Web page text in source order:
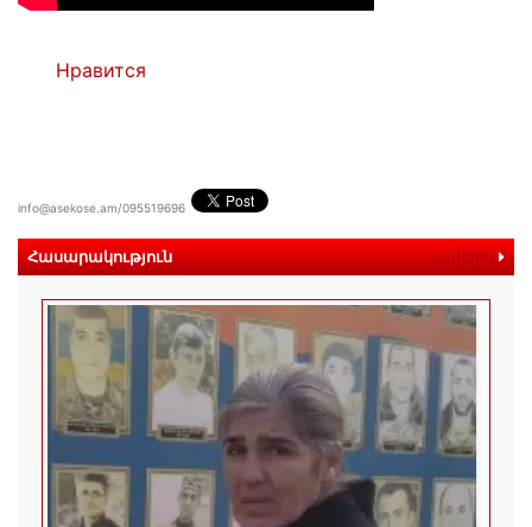
Нравится
info@asekose.am/095519696
Հասարակություն ավելին